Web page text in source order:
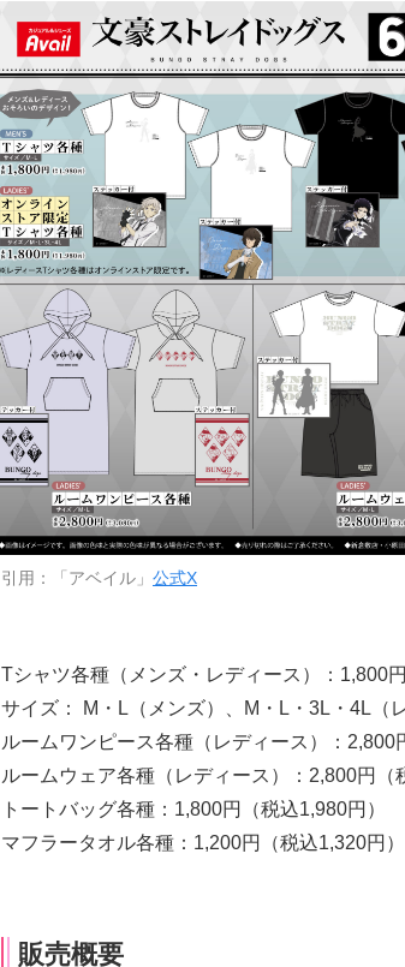
引用：「アベイル」 公式X
Tシャツ各種（メンズ・レディース）：1,800
サイズ： M・L（メンズ）、M・L・3L・4L（
ルームワンピース各種（レディース）：2,800
ルームウェア各種（レディース）：2,800円（
トートバッグ各種：1,800円（税込1,980円）
マフラータオル各種：1,200円（税込1,320円）
販売概要